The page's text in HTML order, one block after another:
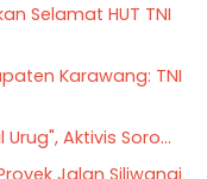
Selamat HUT TNI
Karawang: TNI
Aktivis Soro...
Jalan Siliwangi